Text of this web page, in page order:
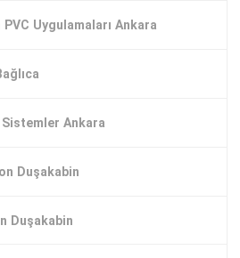
PVC Uygulamaları Ankara
Sistemler Ankara
Duşakabin
Duşakabin